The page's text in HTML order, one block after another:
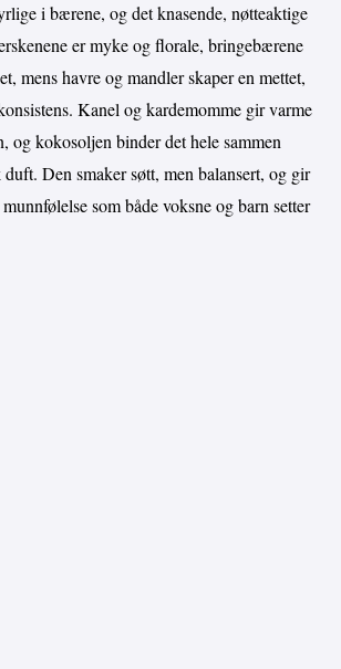
i bærene, og det knasende, nøtteaktige
er myke og florale, bringebærene
mens havre og mandler skaper en mettet,
Kanel og kardemomme gir varme
og kokosoljen binder det hele sammen
Den smaker søtt, men balansert, og gir
som både voksne og barn setter